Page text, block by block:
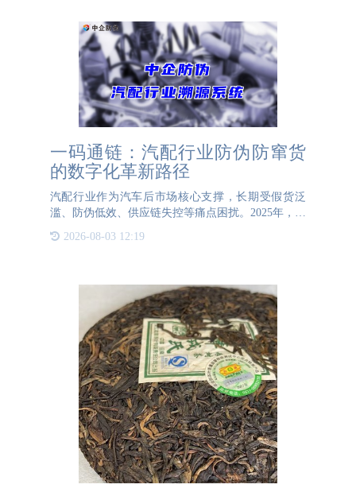
一码通链：汽配行业防伪防窜货
的数字化革新路径
汽配行业作为汽车后市场核心支撑，长期受假货泛
滥、防伪低效、供应链失控等痛点困扰。2025年，斯
凯孚等企业通过“一物一码+区块链”技术破局，为每
个零件赋予唯一“数字身份证”，实现从生产到售后的
2026-08-03 12:19